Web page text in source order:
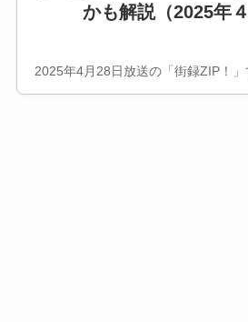
かも解説（2025年４
2025年4月28日放送の「街録ZIP！